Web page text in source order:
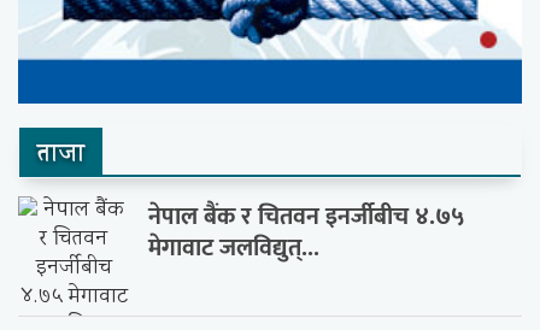
ताजा
नेपाल बैंक र चितवन इनर्जीबीच ४.७५
मेगावाट जलविद्युत्...